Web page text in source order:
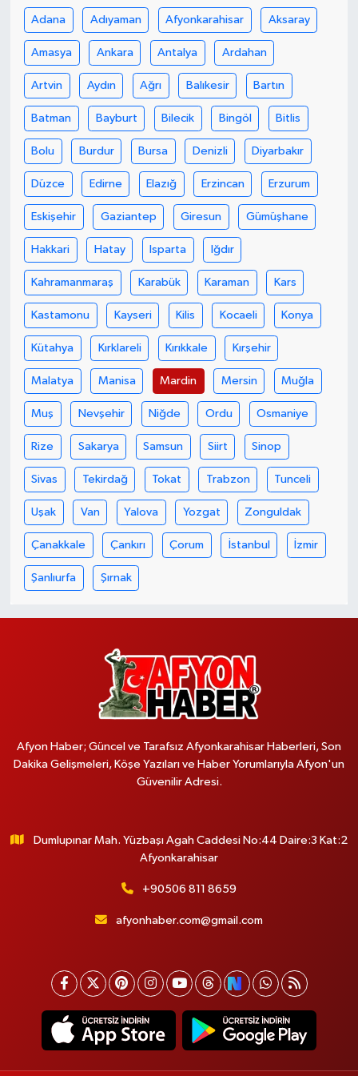
Adana Adıyaman Afyonkarahisar Aksaray
Amasya Ankara Antalya Ardahan
Artvin Aydın Ağrı Balıkesir Bartın
Batman Bayburt Bilecik Bingöl Bitlis
Bolu Burdur Bursa Denizli Diyarbakır
Düzce Edirne Elazığ Erzincan Erzurum
Eskişehir Gaziantep Giresun Gümüşhane
Hakkari Hatay Isparta Iğdır
Kahramanmaraş Karabük Karaman Kars
Kastamonu Kayseri Kilis Kocaeli Konya
Kütahya Kırklareli Kırıkkale Kırşehir
Malatya Manisa Mardin Mersin Muğla
Muş Nevşehir Niğde Ordu Osmaniye
Rize Sakarya Samsun Siirt Sinop
Sivas Tekirdağ Tokat Trabzon Tunceli
Uşak Van Yalova Yozgat Zonguldak
Çanakkale Çankırı Çorum İstanbul İzmir
Şanlıurfa Şırnak
Afyon Haber; Güncel ve Tarafsız Afyonkarahisar Haberleri, Son
Dakika Gelişmeleri, Köşe Yazıları ve Haber Yorumlarıyla Afyon'un
Güvenilir Adresi.
Dumlupınar Mah. Yüzbaşı Agah Caddesi No:44 Daire:3 Kat:2
Afyonkarahisar
+90506 811 8659
afyonhaber.com@gmail.com